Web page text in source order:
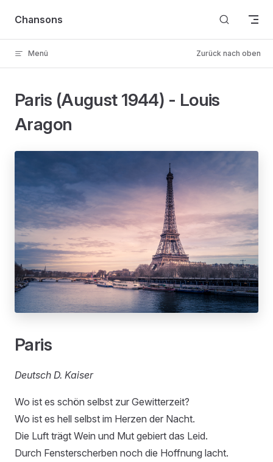
Skip to content
Chansons
Menü Zurück nach oben
Paris (August 1944) - Louis
Aragon
Paris
Deutsch D. Kaiser
Wo ist es schön selbst zur Gewitterzeit?
Wo ist es hell selbst im Herzen der Nacht.
Die Luft trägt Wein und Mut gebiert das Leid.
Durch Fensterscherben noch die Hoffnung lacht.